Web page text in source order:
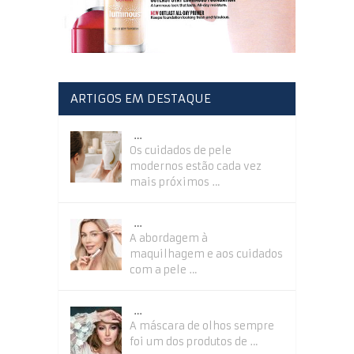
ARTIGOS EM DESTAQUE
…
Os cuidados de pele
modernos estão cada vez
mais próximos …
…
A abordagem à
maquilhagem e aos cuidados
com a pele …
…
A máscara de olhos sempre
foi um dos produtos de …